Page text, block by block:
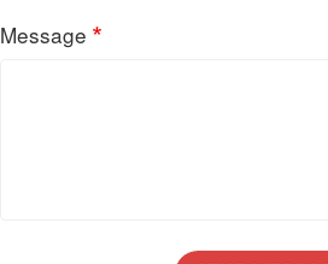
Message